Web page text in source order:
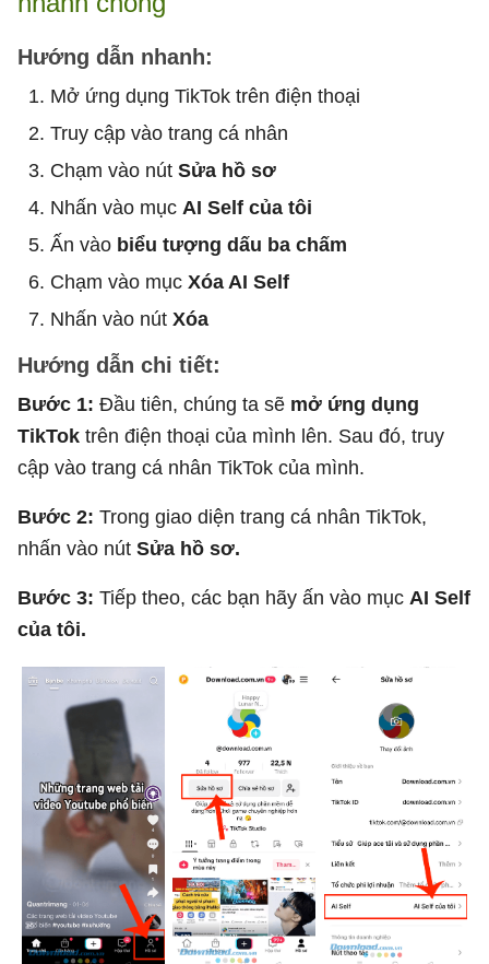
Hướng dẫn nhanh:
Mở ứng dụng TikTok trên điện thoại
Truy cập vào trang cá nhân
Chạm vào nút Sửa hồ sơ
Nhấn vào mục AI Self của tôi
Ấn vào biểu tượng dấu ba chấm
Chạm vào mục Xóa AI Self
Nhấn vào nút Xóa
Hướng dẫn chi tiết:
Bước 1: Đầu tiên, chúng ta sẽ mở ứng dụng
TikTok trên điện thoại của mình lên. Sau đó, truy
cập vào trang cá nhân TikTok của mình.
Bước 2: Trong giao diện trang cá nhân TikTok,
nhấn vào nút Sửa hồ sơ.
Bước 3: Tiếp theo, các bạn hãy ấn vào mục AI Self
của tôi.